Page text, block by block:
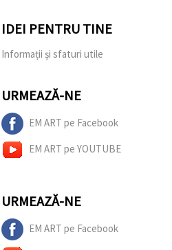
IDEI PENTRU TINE
Informații și sfaturi utile
URMEAZĂ-NE
EM ART pe Facebook
EM ART pe YOUTUBE
URMEAZĂ-NE
EM ART pe Facebook